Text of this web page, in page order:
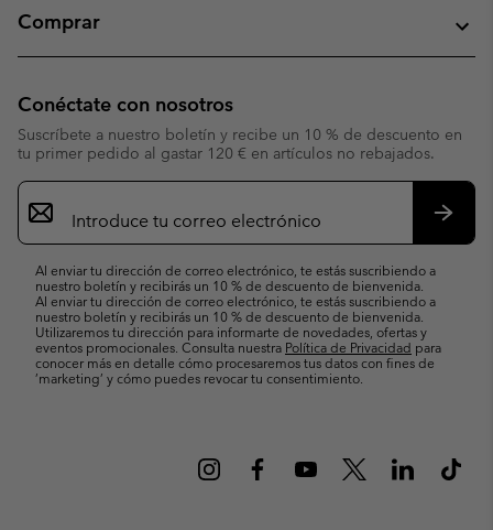
Comprar
Conéctate con nosotros
Suscríbete a nuestro boletín y recibe un 10 % de descuento en
tu primer pedido al gastar 120 € en artículos no rebajados.
Suscripción
de
correo
Al enviar tu dirección de correo electrónico, te estás suscribiendo a
nuestro boletín y recibirás un 10 % de descuento de bienvenida.
Al enviar tu dirección de correo electrónico, te estás suscribiendo a
nuestro boletín y recibirás un 10 % de descuento de bienvenida.
Utilizaremos tu dirección para informarte de novedades, ofertas y
eventos promocionales. Consulta nuestra Política de Privacidad para
conocer más en detalle cómo procesaremos tus datos con fines de
’marketing’ y cómo puedes revocar tu consentimiento.